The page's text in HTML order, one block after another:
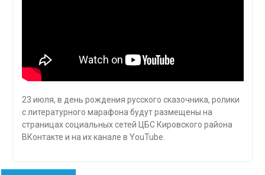
23 июля, в день рождения русского сказочника, ролики
с литературного марафона будут размещены на
страницах социальных сетей ЦБС Кировского района
ВКонтакте и на их канале в YouTube.
Навигация